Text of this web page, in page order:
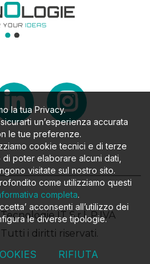
IT S.r.l. P.IVA
i diritti riservati.
la tua Privacy.
un’esperienza accurata
le tue preferenze.
cookie tecnici e di terze
poter elaborare alcuni dati,
visitate sul nostro sito.
come utilizziamo questi
completa.
acconsenti all’utilizzo dei
le diverse tipologie.
RIFIUTA